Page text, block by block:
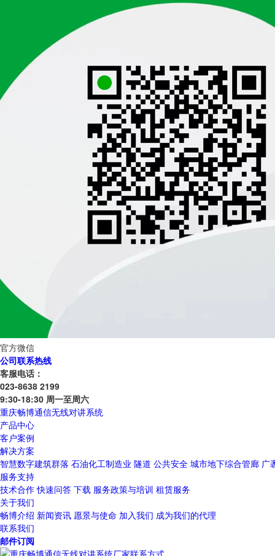
官方微信
公司联系热线
客服电话：
023-8638 2199
9:30-18:30 周一至周六
重庆畅博通信无线对讲系统
产品中心
客户案例
解决方案
智慧数字建筑群落 石油化工制造业 隧道 公共安全 城市地下综合管廊 广
服务支持
技术合作 快速问答 下载 服务政策与培训 租赁服务
关于我们
畅博介绍 新闻资讯 愿景与使命 加入我们 成为我们的代理
联系我们
邮件订阅